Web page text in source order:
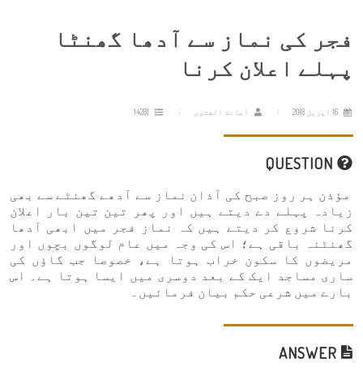
فجر کی نماز سے آدھا گھنٹا
پہلے اعلان کرنا
16 اپریل 2018 أمانة الفتوى
مؤذن ہر روز صبح کی آذان نماز سے آدھے گھنٹے سے بھی
زیادہ پہلے دے دیتے ہیں اور پھر تین تین بار اعلان
کرنا شروع کر دیتے ہیں کہ نماز فجر میں ابھی آدھا
گھنٹنہ باقی ہے؛ اس کی وجہ میں عام لوگوں بچوں اور
مریضوں کا سکون خراب ہوتا ہے، خصوصا جب گاؤں کی
ساری مساجد ایک کے بعد دوسری میں ایسا ہوتا ہے۔ اس
بارے میں شرعی حکم بیان فرمائیں۔